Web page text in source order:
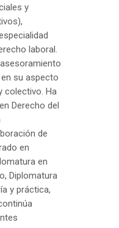
y
laboral.
su aspecto
colectivo. Ha
Derecho del
de
en
en
Diplomatura
y práctica,